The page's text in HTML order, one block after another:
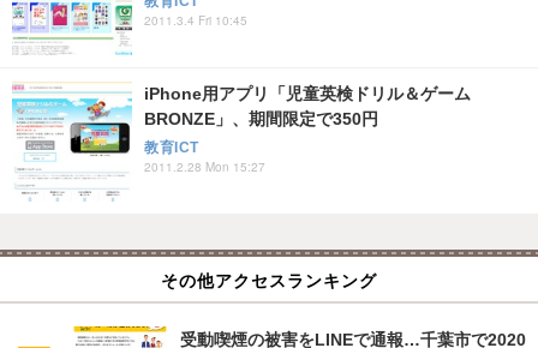
2011.3.4 Fri 10:45
iPhone用アプリ「児童英検ドリル＆ゲーム
BRONZE」、期間限定で350円
教育ICT
2011.2.28 Mon 15:27
その他アクセスランキング
受動喫煙の被害をLINEで通報…千葉市で2020